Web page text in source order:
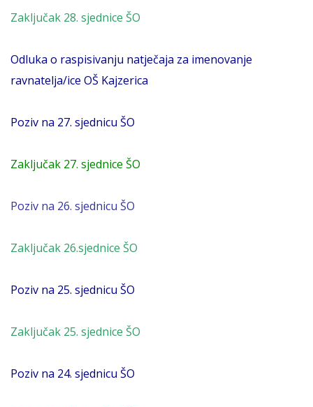
Zaključak 28. sjednice ŠO
Odluka o raspisivanju natječaja za imenovanje
ravnatelja/ice OŠ Kajzerica
Poziv na 27. sjednicu ŠO
Zaključak 27. sjednice ŠO
Poziv na 26. sjednicu ŠO
Zaključak 26.sjednice ŠO
Poziv na 25. sjednicu ŠO
Zaključak 25. sjednice ŠO
Poziv na 24. sjednicu ŠO